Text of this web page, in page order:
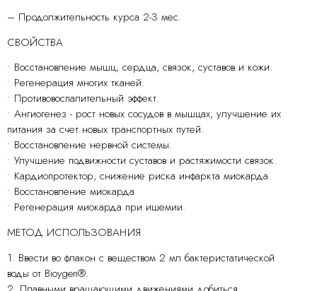
– Продолжительность курса 2-3 мес.
СВОЙСТВА
• Восстановление мышц, сердца, связок, суставов и кожи.
• Регенерация многих тканей.
• Противовоспалительный эффект.
• Ангиогенез - рост новых сосудов в мышцах, улучшение их
питания за счет новых транспортных путей.
• Восстановление нервной системы.
• Улучшение подвижности суставов и растяжимости связок.
• Кардиопротектор, снижение риска инфаркта миокарда.
• Восстановление миокарда
• Регенерация миокарда при ишемии.
МЕТОД ИСПОЛЬЗОВАНИЯ
1. Ввести во флакон с веществом 2 мл бактеристатической
воды от Bioygen®.